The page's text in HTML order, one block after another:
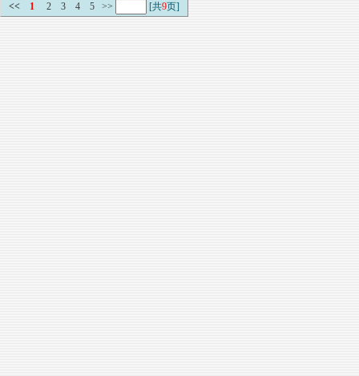
<< 1 2 3 4 5 >> [共9页]